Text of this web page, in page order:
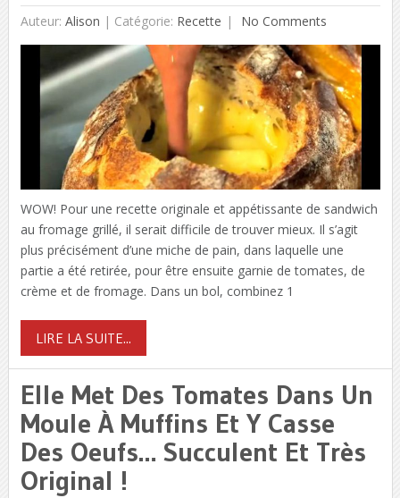
Auteur: Alison | Catégorie: Recette No Comments
WOW! Pour une recette originale et appétissante de sandwich
au fromage grillé, il serait difficile de trouver mieux. Il s’agit
plus précisément d’une miche de pain, dans laquelle une
partie a été retirée, pour être ensuite garnie de tomates, de
crème et de fromage. Dans un bol, combinez 1
LIRE LA SUITE...
Elle Met Des Tomates Dans Un
Moule À Muffins Et Y Casse
Des Oeufs… Succulent Et Très
Original !